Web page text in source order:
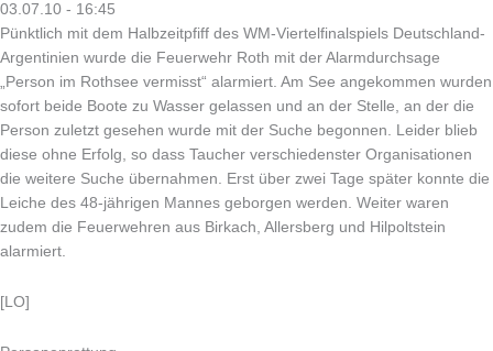
03.07.10 - 16:45
Pünktlich mit dem Halbzeitpfiff des WM-Viertelfinalspiels Deutschland-
Argentinien wurde die Feuerwehr Roth mit der Alarmdurchsage
„Person im Rothsee vermisst“ alarmiert. Am See angekommen wurden
sofort beide Boote zu Wasser gelassen und an der Stelle, an der die
Person zuletzt gesehen wurde mit der Suche begonnen. Leider blieb
diese ohne Erfolg, so dass Taucher verschiedenster Organisationen
die weitere Suche übernahmen. Erst über zwei Tage später konnte die
Leiche des 48-jährigen Mannes geborgen werden. Weiter waren
zudem die Feuerwehren aus Birkach, Allersberg und Hilpoltstein
alarmiert.
[LO]